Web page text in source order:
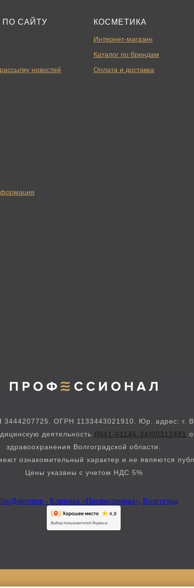
ПО САЙТУ
новостей
КОСМЕТИКА
Интернет-магазин
Каталог по брендам
Оплата и доставка
ОГРН 1133443021910. Юр. адрес: г.
деятельность Л041-01146-34/00312481
здравоохранения Волгоградской области.
ознакомительный характер и не являются
Цены указаны с учетом НДС 5%